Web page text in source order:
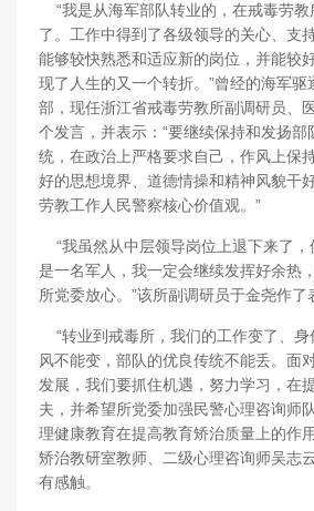
“我是从海军部队转业的，在戒毒劳教
了。工作中得到了各级领导的关心、支
能够较快熟悉和适应新的岗位，并能较
现了人生的又一个转折。”曾经的海军
部，现任浙江省戒毒劳教所副调研员、
个发言，并表示：“要继续保持和发扬
统，在政治上严格要求自己，作风上保
好的思想境界、道德情操和精神风貌干
劳教工作人民警察核心价值观。”
“我虽然从中层领导岗位上退下来了，
是一名军人，我一定会继续发挥好余热
所党委放心。”该所副调研员于金尧作了
“转业到戒毒所，我们的工作变了、身
风不能变，部队的优良传统不能丢。面
发展，我们要抓住机遇，努力学习，在
夫，并希望所党委加强民警心理咨询师
理健康教育在提高教育矫治质量上的作
矫治教研室教师、二级心理咨询师吴志
有感触。